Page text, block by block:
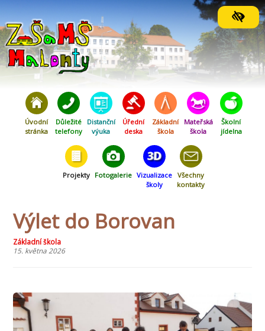
Orientační menu
Úvodní
stránka
Důležité
telefony
Distanční
výuka
Úřední
deska
Základní
škola
Mateřská
škola
Školní
jídelna
Projekty Fotogalerie Vizualizace
školy
Všechny
kontakty
Výlet do Borovan
Základní škola
15. května 2026